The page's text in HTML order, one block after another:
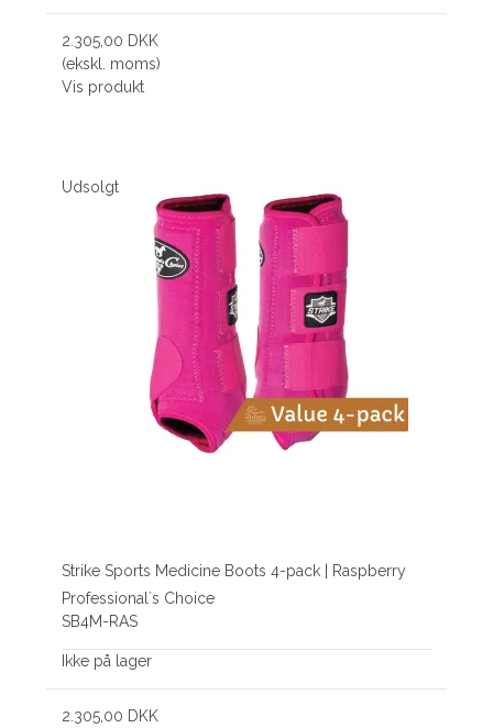
2.305,00 DKK
(ekskl. moms)
Vis produkt
Udsolgt
Strike Sports Medicine Boots 4-pack | Raspberry
Professional´s Choice
SB4M-RAS
Ikke på lager
2.305,00 DKK